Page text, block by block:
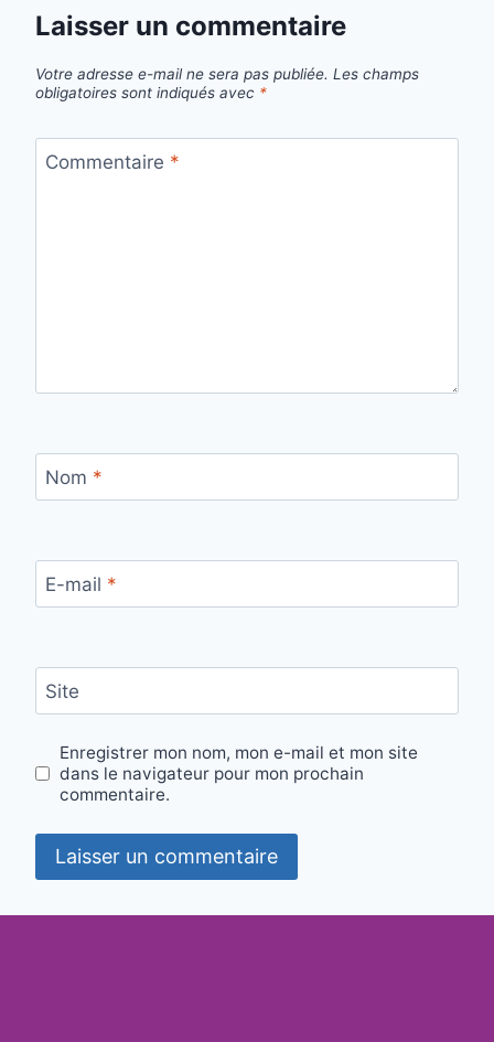
Laisser un commentaire
Votre adresse e-mail ne sera pas publiée. Les champs
obligatoires sont indiqués avec *
Commentaire *
Nom *
E-mail *
Site
Enregistrer mon nom, mon e-mail et mon site
dans le navigateur pour mon prochain
commentaire.